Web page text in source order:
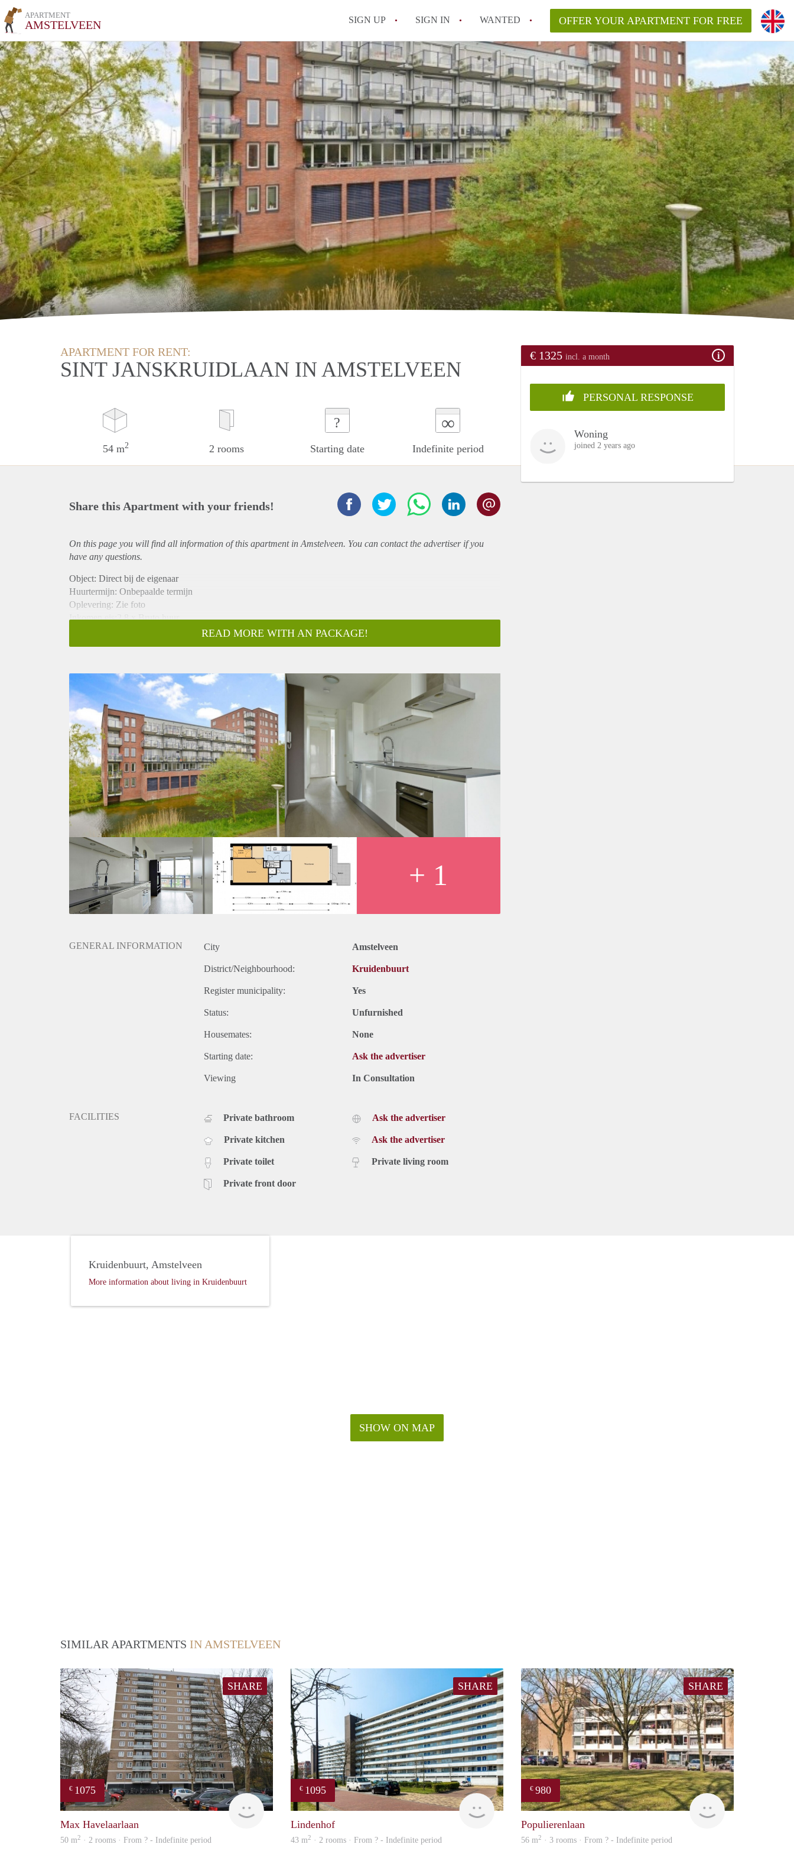
APARTMENT
AMSTELVEEN SIGN UP SIGN IN WANTED OFFER YOUR APARTMENT FOR FREE
APARTMENT FOR RENT:
SINT JANSKRUIDLAAN IN AMSTELVEEN
54 m2 2 rooms
?
Starting date
∞
Indefinite period
€ 1325 incl. a month
PERSONAL RESPONSE
Woning
joined 2 years ago
Share this Apartment with your friends!
On this page you will find all information of this apartmentin Amstelveen. You can contact the advertiser if you
have any questions.
Object: Direct bij de eigenaar
Huurtermijn: Onbepaalde termijn
Oplevering: Zie foto
Inkomen eis:2,8 x Bruto huur
Borg: 1 Maand
Huisdieren toegestaan: Afhankelijk van de Eigenaar
Huurtoeslag grens: Nee
Geschikt voor studenten: Afhankelijk van de Eigenaar
READ MORE WITH AN PACKAGE!
+ 1
GENERAL INFORMATION City Amstelveen
District/Neighbourhood: Kruidenbuurt
Register municipality: Yes
Status: Unfurnished
Housemates: None
Starting date: Ask the advertiser
Viewing In Consultation
FACILITIES Private bathroom
Private kitchen
Private toilet
Private front door
Ask the advertiser
Ask the advertiser
Private living room
SHOW ON MAP
Kruidenbuurt, Amstelveen
More information about living in Kruidenbuurt
SIMILAR APARTMENTS IN AMSTELVEEN
SHARE
€ 1075
Woning
Max Havelaarlaan
50 m2 · 2 rooms · From ? - Indefinite period
SHARE
€ 1095
Woning
Lindenhof
43 m2 · 2 rooms · From ? - Indefinite period
SHARE
€ 980
rent
Populierenlaan
56 m2 · 3 rooms · From ? - Indefinite period